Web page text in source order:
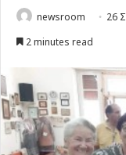
newsroom 26
2 minutes read